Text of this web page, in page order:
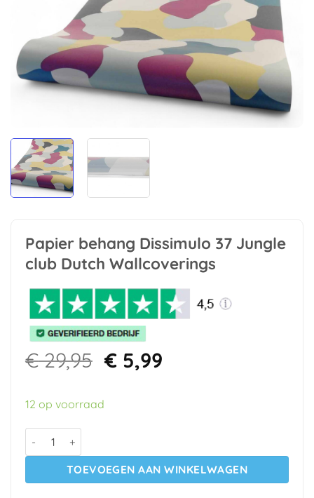
Papier behang Dissimulo 37 Jungle
club Dutch Wallcoverings
€29,95 Oorspronkelijke
prijs
was:
€5,99Huidige
12 op voorraad
Papier behang Dissimulo 37 Jungle club Dutch
TOEVOEGEN AAN WINKELWAGEN